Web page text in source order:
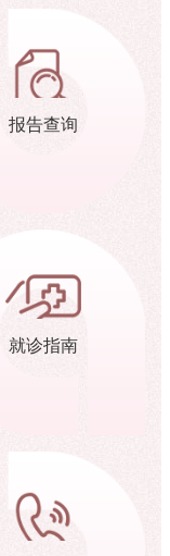
报告查询
就诊指南